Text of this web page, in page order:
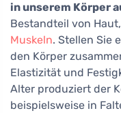
in unserem Körper
Bestandteil von
Muskeln. Stellen Sie
den Körper
Elastizität und
Alter produziert der
beispielsweise in